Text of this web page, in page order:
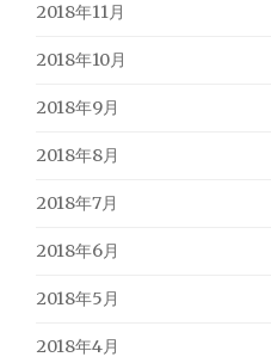
2018年11月
2018年10月
2018年9月
2018年8月
2018年7月
2018年6月
2018年5月
2018年4月